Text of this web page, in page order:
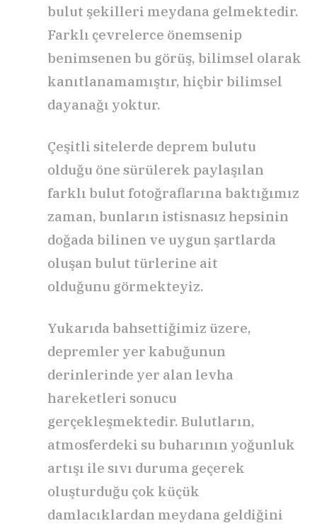
bulut şekilleri meydana gelmektedir.
Farklı çevrelerce önemsenip
benimsenen bu görüş, bilimsel olarak
kanıtlanamamıştır, hiçbir bilimsel
dayanağı yoktur.
Çeşitli sitelerde deprem bulutu
olduğu öne sürülerek paylaşılan
farklı bulut fotoğraflarına baktığımız
zaman, bunların istisnasız hepsinin
doğada bilinen ve uygun şartlarda
oluşan bulut türlerine ait
olduğunu görmekteyiz.
Yukarıda bahsettiğimiz üzere,
depremler yer kabuğunun
derinlerinde yer alan levha
hareketleri sonucu
gerçekleşmektedir. Bulutların,
atmosferdeki su buharının yoğunluk
artışı ile sıvı duruma geçerek
oluşturduğu çok küçük
damlacıklardan meydana geldiğini